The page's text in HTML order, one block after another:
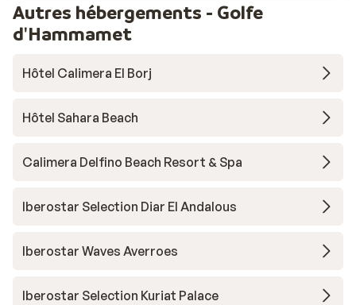
Autres hébergements - Golfe
d'Hammamet
Hôtel Calimera El Borj
Hôtel Sahara Beach
Calimera Delfino Beach Resort & Spa
Iberostar Selection Diar El Andalous
Iberostar Waves Averroes
Iberostar Selection Kuriat Palace